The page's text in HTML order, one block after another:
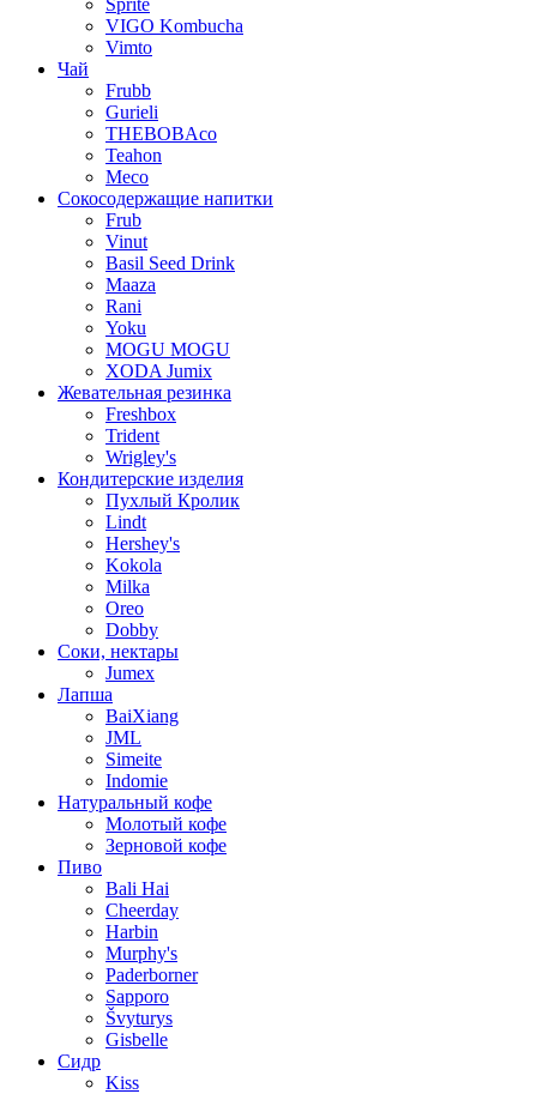
VIGO Kombucha
Vimto
Чай
Frubb
Gurieli
THEBOBAco
Teahon
Meco
Сокосодержащие напитки
Frub
Vinut
Basil Seed Drink
Maaza
Rani
Yoku
MOGU MOGU
XODA Jumix
Жевательная резинка
Freshbox
Trident
Wrigley's
Кондитерские изделия
Пухлый Кролик
Lindt
Hershey's
Kokola
Milka
Oreo
Dobby
Соки, нектары
Jumex
Лапша
BaiXiang
JML
Simeite
Indomie
Натуральный кофе
Молотый кофе
Зерновой кофе
Пиво
Bali Hai
Cheerday
Harbin
Murphy's
Paderborner
Sapporo
Švyturys
Gisbelle
Сидр
Kiss